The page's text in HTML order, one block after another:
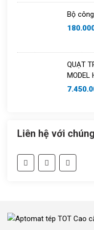
Bộ
QUẠT
MODEL
Liên hệ với